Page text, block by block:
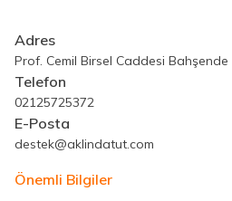
Adres
Prof. Cemil Birsel Caddesi
Telefon
02125725372
E-Posta
destek@aklindatut.com
Önemli Bilgiler